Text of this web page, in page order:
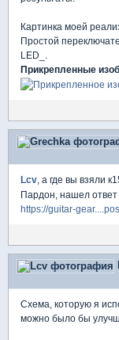
Картинка моей
Простой
LED_.
Прикрепленные
Lcv, а где вы взяли
Пардон, нашел
https://guitar-
Схема, которую я
можно было бы